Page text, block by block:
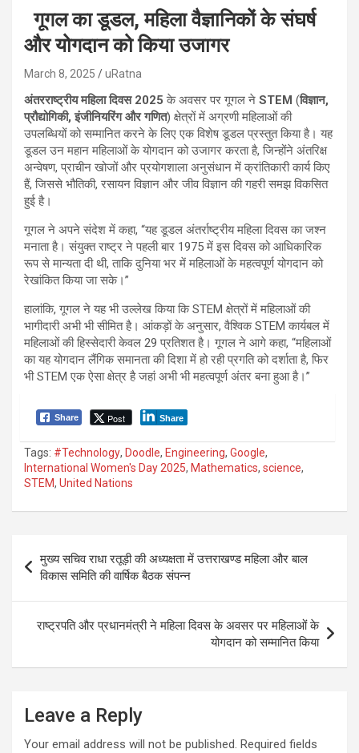
गूगल का डूडल, महिला वैज्ञानिकों के संघर्ष
और योगदान को किया उजागर
March 8, 2025 uRatna
अंतरराष्ट्रीय महिला दिवस 2025 के अवसर पर गूगल ने STEM (विज्ञान,
प्रौद्योगिकी, इंजीनियरिंग और गणित) क्षेत्रों में अग्रणी महिलाओं की
उपलब्धियों को सम्मानित करने के लिए एक विशेष डूडल प्रस्तुत किया है। यह
डूडल उन महान महिलाओं के योगदान को उजागर करता है, जिन्होंने अंतरिक्ष
अन्वेषण, प्राचीन खोजों और प्रयोगशाला अनुसंधान में क्रांतिकारी कार्य किए
हैं, जिससे भौतिकी, रसायन विज्ञान और जीव विज्ञान की गहरी समझ विकसित
हुई है।
गूगल ने अपने संदेश में कहा, “यह डूडल अंतर्राष्ट्रीय महिला दिवस का जश्न
मनाता है। संयुक्त राष्ट्र ने पहली बार 1975 में इस दिवस को आधिकारिक
रूप से मान्यता दी थी, ताकि दुनिया भर में महिलाओं के महत्वपूर्ण योगदान को
रेखांकित किया जा सके।”
हालांकि, गूगल ने यह भी उल्लेख किया कि STEM क्षेत्रों में महिलाओं की
भागीदारी अभी भी सीमित है। आंकड़ों के अनुसार, वैश्विक STEM कार्यबल में
महिलाओं की हिस्सेदारी केवल 29 प्रतिशत है। गूगल ने आगे कहा, “महिलाओं
का यह योगदान लैंगिक समानता की दिशा में हो रही प्रगति को दर्शाता है, फिर
भी STEM एक ऐसा क्षेत्र है जहां अभी भी महत्वपूर्ण अंतर बना हुआ है।”
Share Post Share
Tags: #Technology, Doodle, Engineering, Google,
International Women's Day 2025, Mathematics, science,
STEM, United Nations
s
a
मुख्य सचिव राधा रतूड़ी की अध्यक्षता में उत्तराखण्ड महिला और बाल
विकास समिति की वार्षिक बैठक संपन्न
राष्ट्रपति और प्रधानमंत्री ने महिला दिवस के अवसर पर महिलाओं के
योगदान को सम्मानित किया
Leave a Reply
Your email address will not be published. Required fields